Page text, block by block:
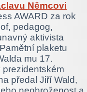
Němcovi
AWARD za rok
pedagog,
aktivista
plaketu
mu 17.
předal Jiří Wald,